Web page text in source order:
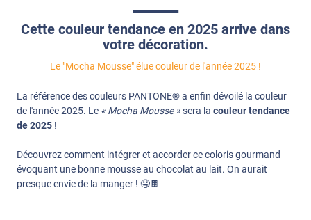
Cette couleur tendance en 2025 arrive dans
votre décoration.
Le "Mocha Mousse" élue couleur de l'année 2025 !
La référence des couleurs PANTONE® a enfin dévoilé la couleur
de l'année 2025. Le « Mocha Mousse »sera la couleur tendance
de 2025 !
Découvrez comment intégrer et accorder ce coloris gourmand
évoquant une bonne mousse au chocolat au lait. On aurait
presque envie de la manger ! 🤤🍫